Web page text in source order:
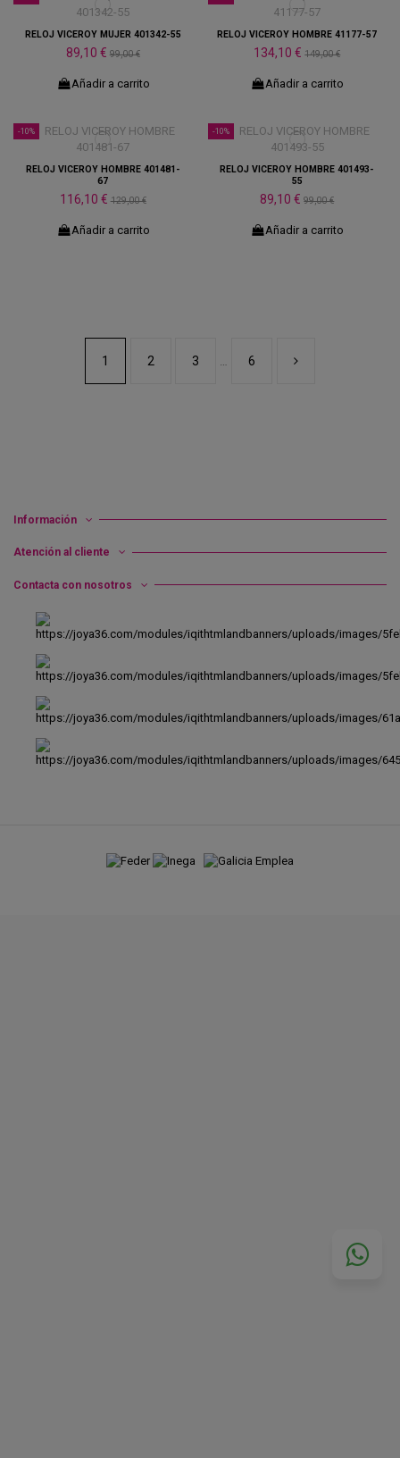
RELOJ VICEROY MUJER 401342-55
89,10 € 99,00 €
Añadir a carrito
RELOJ VICEROY HOMBRE 41177-57
134,10 €149,00 €
Añadir a carrito
-10%
RELOJ VICEROY HOMBRE 401481-
67
116,10 € 129,00 €
Añadir a carrito
-10%
RELOJ VICEROY HOMBRE 401493-
55
89,10 €99,00 €
Añadir a carrito
1 2 3 6
Información
Atención al cliente
Contacta con nosotros